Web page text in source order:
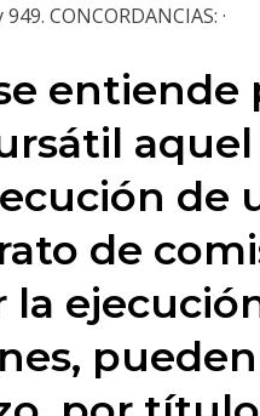
CONCORDANCIAS: ·
entiende
de
de
la